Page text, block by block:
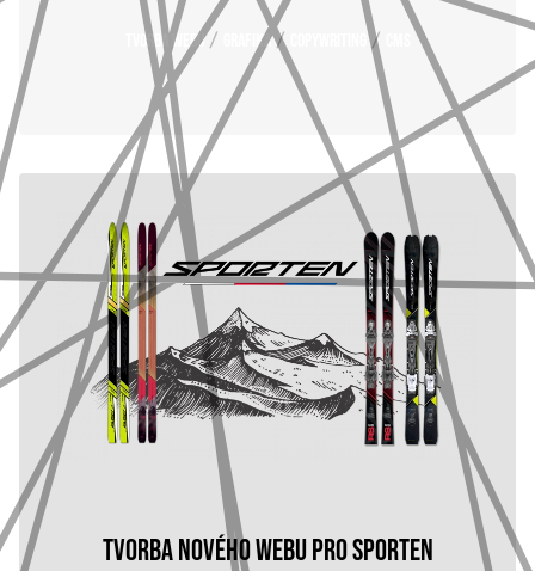
Tvorba webu / Grafika / /
TVORBA NOVÉHO WEBU PRO SPORTEN